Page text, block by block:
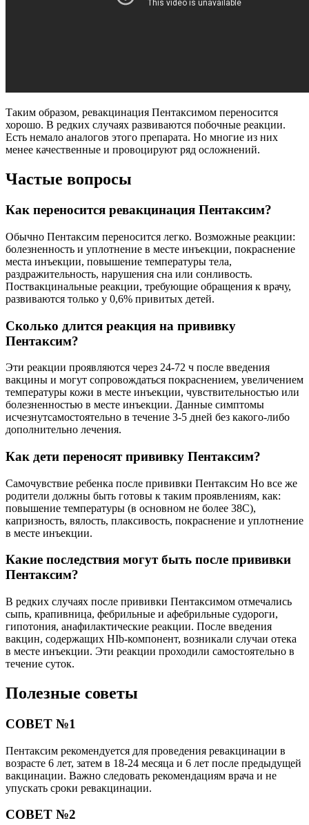
Таким образом, ревакцинация Пентаксимом переносится
хорошо. В редких случаях развиваются побочные реакции.
Есть немало аналогов этого препарата. Но многие из них
менее качественные и провоцируют ряд осложнений.
Частые вопросы
Как переносится ревакцинация Пентаксим?
Обычно Пентаксим переносится легко. Возможные реакции:
болезненность и уплотнение в месте инъекции, покраснение
места инъекции, повышение температуры тела,
раздражительность, нарушения сна или сонливость.
Поствакцинальные реакции, требующие обращения к врачу,
развиваются только у 0,6% привитых детей.
Сколько длится реакция на прививку
Пентаксим?
Эти реакции проявляются через 24-72 ч после введения
вакцины и могут сопровождаться покраснением, увеличением
температуры кожи в месте инъекции, чувствительностью или
болезненностью в месте инъекции. Данные симптомы
исчезнутсамостоятельно в течение 3-5 дней без какого-либо
дополнительно лечения.
Как дети переносят прививку Пентаксим?
Самочувствие ребенка после прививки Пентаксим Но все же
родители должны быть готовы к таким проявлениям, как:
повышение температуры (в основном не более 38С),
капризность, вялость, плаксивость, покраснение и уплотнение
в месте инъекции.
Какие последствия могут быть после прививки
Пентаксим?
В редких случаях после прививки Пентаксимом отмечались
сыпь, крапивница, фебрильные и афебрильные судороги,
гипотония, анафилактические реакции. После введения
вакцин, содержащих HIb-компонент, возникали случаи отека
в месте инъекции. Эти реакции проходили самостоятельно в
течение суток.
Полезные советы
СОВЕТ №1
Пентаксим рекомендуется для проведения ревакцинации в
возрасте 6 лет, затем в 18-24 месяца и 6 лет после предыдущей
вакцинации. Важно следовать рекомендациям врача и не
упускать сроки ревакцинации.
СОВЕТ №2